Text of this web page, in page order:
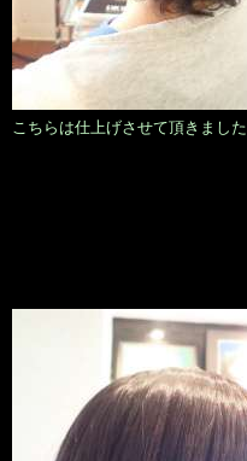
こちらは仕上げさせて頂きました